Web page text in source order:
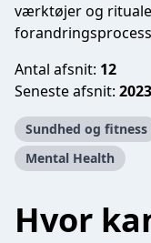
værktøjer og
Antal afsnit: 12
Seneste afsnit:
Sundhed og fitness
Mental Health
Hvor